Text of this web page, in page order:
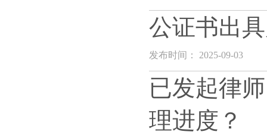
公证书出
发布时间： 2025-09-03
已发起律
理进度？